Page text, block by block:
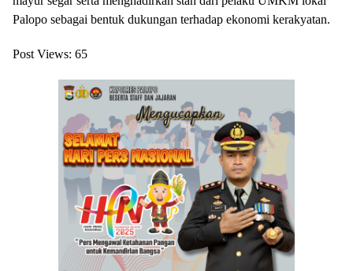
Palopo sebagai bentuk dukungan terhadap ekonomi kerakyatan.
Post Views: 65